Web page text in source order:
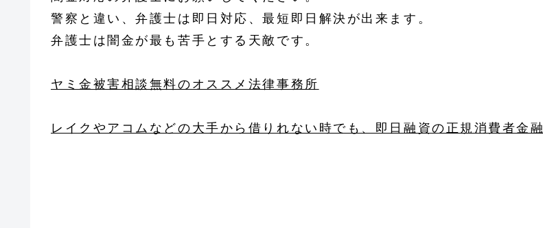
警察と違い、弁護士は即日対応、最短即日解決が出来ます。
弁護士は闇金が最も苦手とする天敵です。
ヤミ金被害相談無料のオススメ法律事務所
レイクやアコムなどの大手から借りれない時でも、即日融資の正規消費者金融